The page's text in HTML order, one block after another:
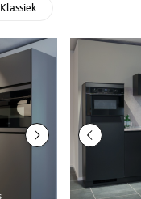
Klassiek